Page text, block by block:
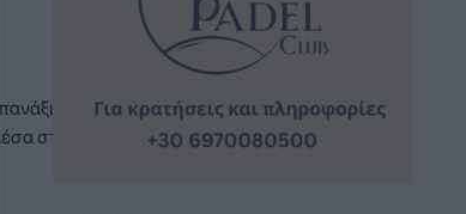
στο...